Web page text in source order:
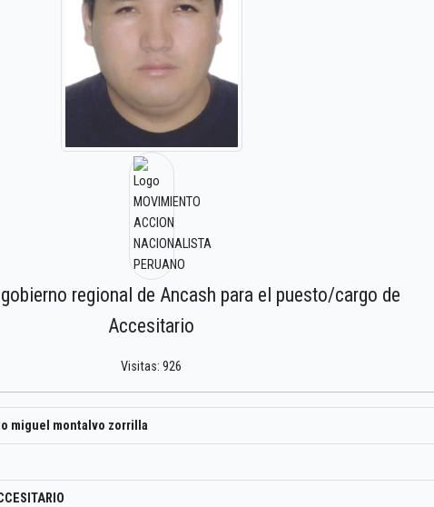
regional de Ancash para el puesto/cargo de
Accesitario
Visitas: 926
miguel montalvo zorrilla